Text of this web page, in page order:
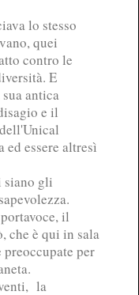
lo stesso
quei
contro le
E
antica
e il
ed essere altresì
siano gli
il
che è qui in sala
per
la